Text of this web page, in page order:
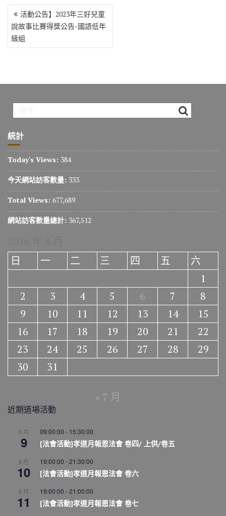
文
章
導
覽
活動公告】2023年三好兒童
說故事比賽得獎公告-國語低年
級組
統計
Today's Views: 384
今天網站訪客數量: 333
Total Views: 677,689
網站訪客數量總計: 367,512
日
一 二 三 四 五
六
1
2
3 4 5 6 7
8
9
10 11 12 13 14
15
16
17 18 19 20 21
22
23
24 25 26 27 28
29
30
31
« 7 月
近期道場活動
8 月
9
09:00:00 - 15:30:00
[法會活動]孝道月報恩法會 卷四/ 上供/卷五
8 月
10
19:00:00 -21:30:00
[法會活動]孝道月報恩法會 卷六
8 月
11
19:00:00 -21:00:00
[法會活動]孝道月報恩法會 卷七